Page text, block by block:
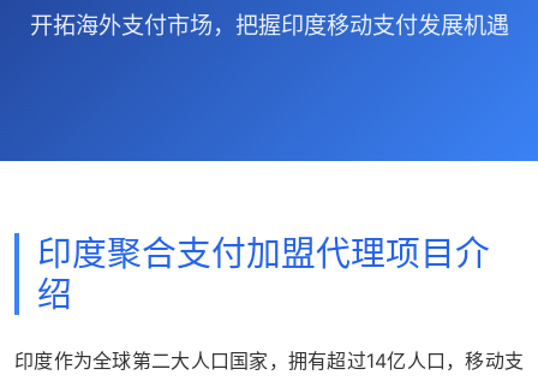
开拓海外支付市场，把握印度移动支付发展机遇
印度聚合支付加盟代理项目介
绍
印度作为全球第二大人口国家，拥有超过14亿人口，移动支